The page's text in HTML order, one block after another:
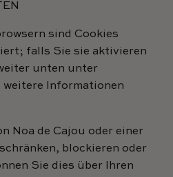
sind Cookies
falls Sie sie aktivieren
unten unter
weitere Informationen
Noa de Cajou oder einer
blockieren oder
Sie dies über Ihren